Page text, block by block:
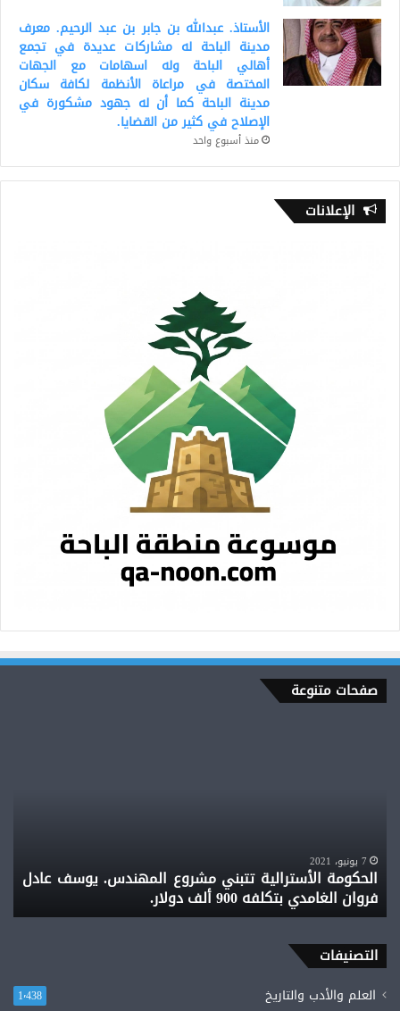
الأستاذ. عبدالله بن جابر بن عبد الرحيم. معرف
مدينة الباحة له مشاركات عديدة في تجمع
أهالي الباحة وله اسهامات مع الجهات
المختصة في مراعاة الأنظمة لكافة سكان
مدينة الباحة كما أن له جهود مشكورة في
الإصلاح في كثير من القضايا.
منذ أسبوع واحد
الإعلانات
صفحات متنوعة
فروان
الغامدي
بتكلفه
900
دولار.
7 يونيو، 2021
الحكومة الأسترالية تتبني مشروع المهندس. يوسف عادل
فروان الغامدي بتكلفه 900 ألف دولار.
التصنيفات
العلم والأدب والتاريخ 1٬438